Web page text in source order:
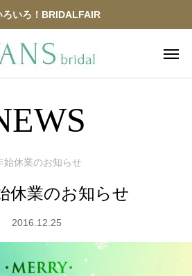
ろいろ！BRIDALFAIR
始休業のお知らせ
休業のお知らせ
2016.12.25